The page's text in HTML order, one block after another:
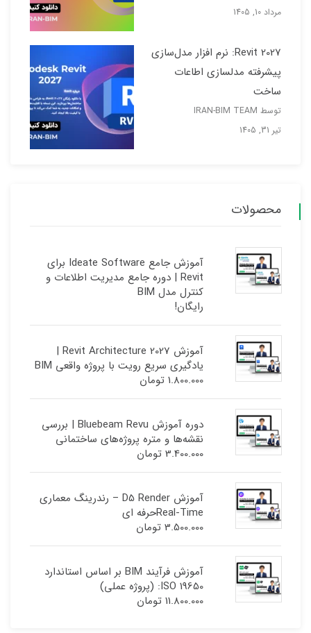
مرداد 10, 1405
Revit 2027: نرم افزار مدل‌سازی
پیشرفته مدلسازی اطاعات
ساخت
توسط IRAN-BIM TEAM
تیر 31, 1405
محصولات
آموزش جامع Ideate Software برای
Revit | دوره جامع مدیریت اطلاعات و
کنترل مدل BIM
رایگان!
آموزش Revit Architecture 2027 |
یادگیری سریع رویت با پروژه واقعی BIM
1.800.000 تومان
دوره آموزش Bluebeam Revu | بررسی
نقشه‌ها و متره پروژه‌های ساختمانی
3.400.000 تومان
آموزش D5 Render – رندرینگ معماری
Real-Timeحرفه ای
3.500.000 تومان
آموزش فرآیند BIM بر اساس استاندارد
ISO 19650: (پروژه عملی)
11.800.000 تومان